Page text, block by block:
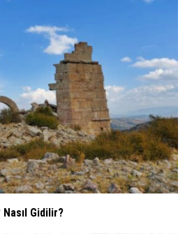
Gidilir?